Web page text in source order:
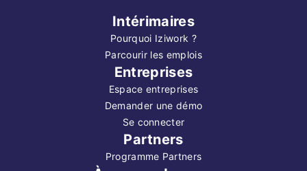
Intérimaires
Pourquoi Iziwork ?
Parcourir les emplois
Entreprises
Espace entreprises
Demander une démo
Se connecter
Partners
Programme Partners